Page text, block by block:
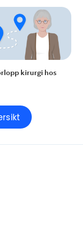
kirurgi hos